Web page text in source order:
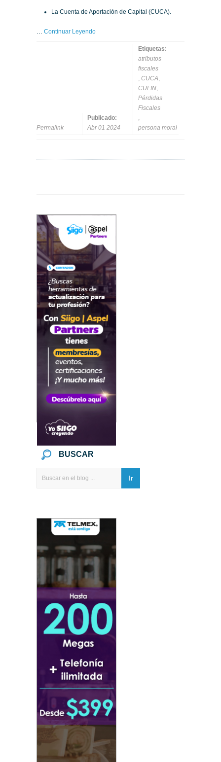
La Cuenta de Aportación de Capital (CUCA).
… Continuar Leyendo
Permalink
Publicado:
Abr 01 2024
Etiquetas:
atributos
fiscales
, CUCA,
CUFIN,
Pérdidas
Fiscales
,
persona moral
BUSCAR